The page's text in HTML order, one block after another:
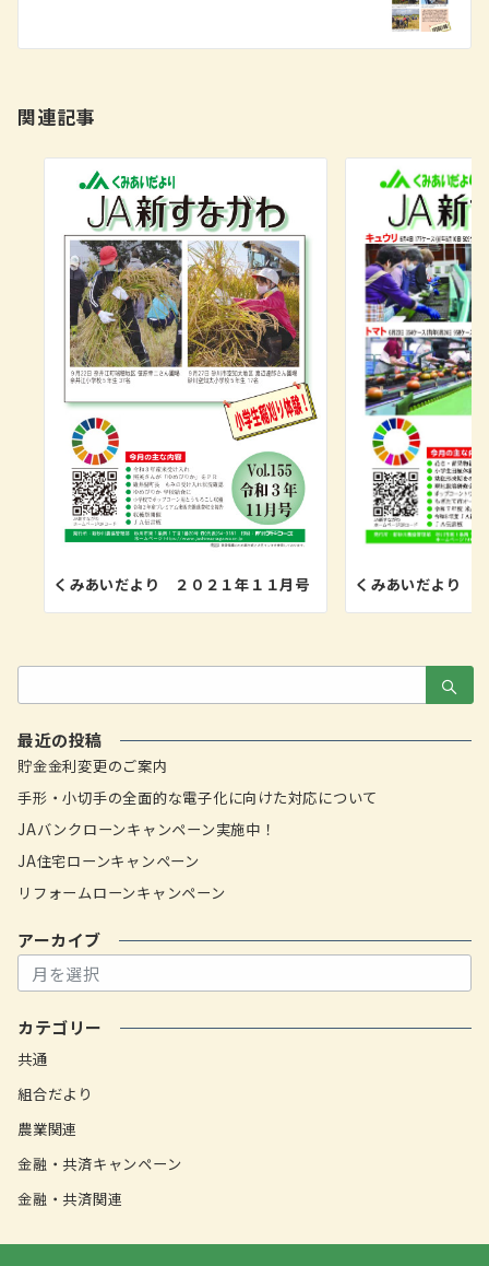
ン
関連記事
くみあいだより ２０２１年１１月号 くみあいだより
索：
最近の投稿
貯金金利変更のご案内
手形・小切手の全面的な電子化に向けた対応について
JAバンクローンキャンペーン実施中！
JA住宅ローンキャンペーン
リフォームローンキャンペーン
アーカイブ
ー
イ
ブ
カテゴリー
共通
組合だより
農業関連
金融・共済キャンペーン
金融・共済関連